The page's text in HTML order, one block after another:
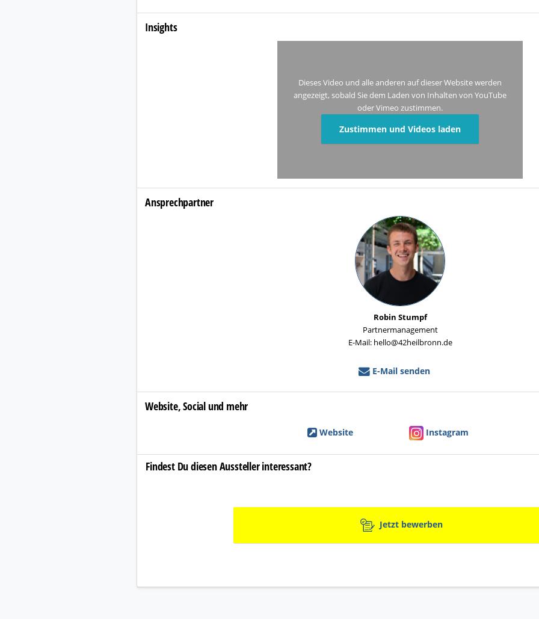
Insights
Dieses Video und alle anderen auf dieser Website werden
angezeigt, sobald Sie dem Laden von Inhalten von YouTube
oder Vimeo zustimmen.
Zustimmen und Videos laden
Ansprechpartner
Robin Stumpf
Partnermanagement
E-Mail: hello@42heilbronn.de
E-Mail senden
Website, Social und mehr
Website Instagram
Findest Du diesen Aussteller interessant?
Jetzt bewerben